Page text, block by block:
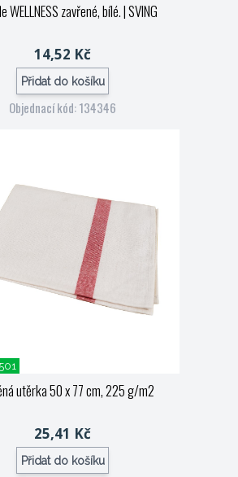
WELLNESS zavřené, bílé.| SVING
14,52 Kč
Přidat do košíku
Objednací kód: 134346
utěrka 50 x 77 cm, 225 g/m2
25,41 Kč
Přidat do košíku